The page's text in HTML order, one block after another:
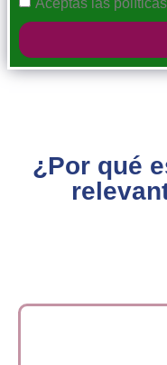
¿Por qué